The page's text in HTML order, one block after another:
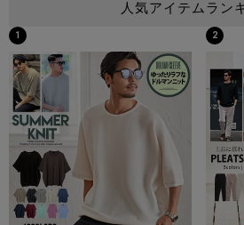
人気アイテムラン
1 2